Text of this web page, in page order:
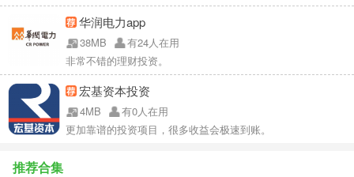
华润电力app
38MB
有24人在用
非常不错的理财投资。
宏基资本投资
4MB
有0人在用
更加靠谱的投资项目，很多收益会极速到账。
推荐合集